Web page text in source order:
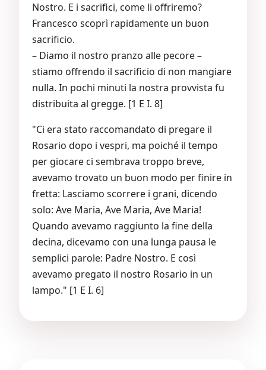
Nostro. E i sacrifici, come li offriremo?
Francesco scoprì rapidamente un buon
sacrificio.
– Diamo il nostro pranzo alle pecore –
stiamo offrendo il sacrificio di non mangiare
nulla. In pochi minuti la nostra provvista fu
distribuita al gregge. [1 E I. 8]
"Ci era stato raccomandato di pregare il
Rosario dopo i vespri, ma poiché il tempo
per giocare ci sembrava troppo breve,
avevamo trovato un buon modo per finire in
fretta: Lasciamo scorrere i grani, dicendo
solo: Ave Maria, Ave Maria, Ave Maria!
Quando avevamo raggiunto la fine della
decina, dicevamo con una lunga pausa le
semplici parole: Padre Nostro. E così
avevamo pregato il nostro Rosario in un
lampo." [1 E I. 6]